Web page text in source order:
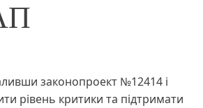
законопроект №12414 і
рівень критики та підтримати